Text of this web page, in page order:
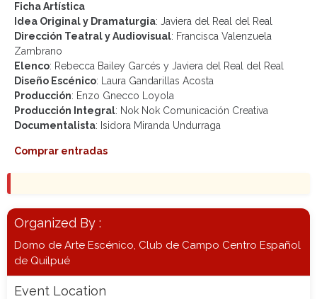
Ficha Artística
Idea Original y Dramaturgia: Javiera del Real del Real
Dirección Teatral y Audiovisual: Francisca Valenzuela
Zambrano
Elenco: Rebecca Bailey Garcés y Javiera del Real del Real
Diseño Escénico: Laura Gandarillas Acosta
Producción: Enzo Gnecco Loyola
Producción Integral: Nok Nok Comunicación Creativa
Documentalista: Isidora Miranda Undurraga
Comprar entradas
Organized By :
Domo de Arte Escénico, Club de Campo Centro Español
de Quilpué
Event Location